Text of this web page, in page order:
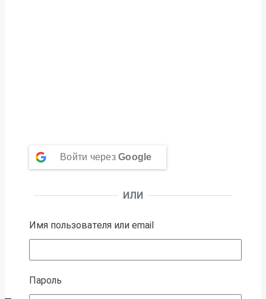
Войти через Google
ИЛИ
Имя пользователя или email
Пароль